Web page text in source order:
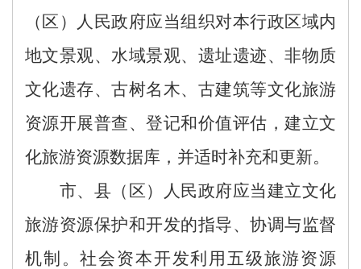
（区）
人民政府应当组织对本行政区域内
地文景观、水域景观、遗址遗迹、非物质
文化遗存、古树名木、古建筑等文化旅游
资源开展普查、登记和价值评估，建立文
化旅游资源数据库， 并适时补充和更新。
市、县 （区） 人民政府应当建立文化
旅游资源保护和开发的指导、协调与监督
机制 。社会资本开发利用 五级旅游资源